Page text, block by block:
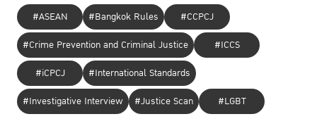
ด้านดร.พิเศษ สอาดเย็นผู้อำนวยการ TIJ กล่าวว่า“เชื่อมั่นว่าการจัดการ
ประชุมเชิงปฏิบัติการในครั้งนี้จะช่วยให้ผู้เข้าร่วมได้เกิดการแลกเปลี่ยนมุมมอง
และได้รับฟังสิ่งที่เกิดขึ้นในประเทศต่างๆ ว่ามีแนวทางการจัดการผู้กระทำผิด
อย่างไร มีแนวทางแก้ไขอย่างไร และทำให้มีความเชื่อและความหวังร่วมกันว่า
กระบวนการยุติธรรมทางอาญาในประเทศไทยจะเปลี่ยนไปไม่มากก็น้อยใน
การนำมาตรการที่มิใช่การคุมขังที่ตอบสนองต่อเพศภาวะมาใช้ และเอื้อให้เกิด
ประโยชน์ในการอำนวยความยุติธรรม ทำให้สังคมมีความปลอดภัย และไว้
วางใจซึ่งกันและกันได้”
#ASEAN #Bangkok Rules
#CCPCJ
#Crime Prevention and Criminal Justice
#ICCS
#iCPCJ
#International Standards
#Investigative Interview
#Justice Scan #LGBT